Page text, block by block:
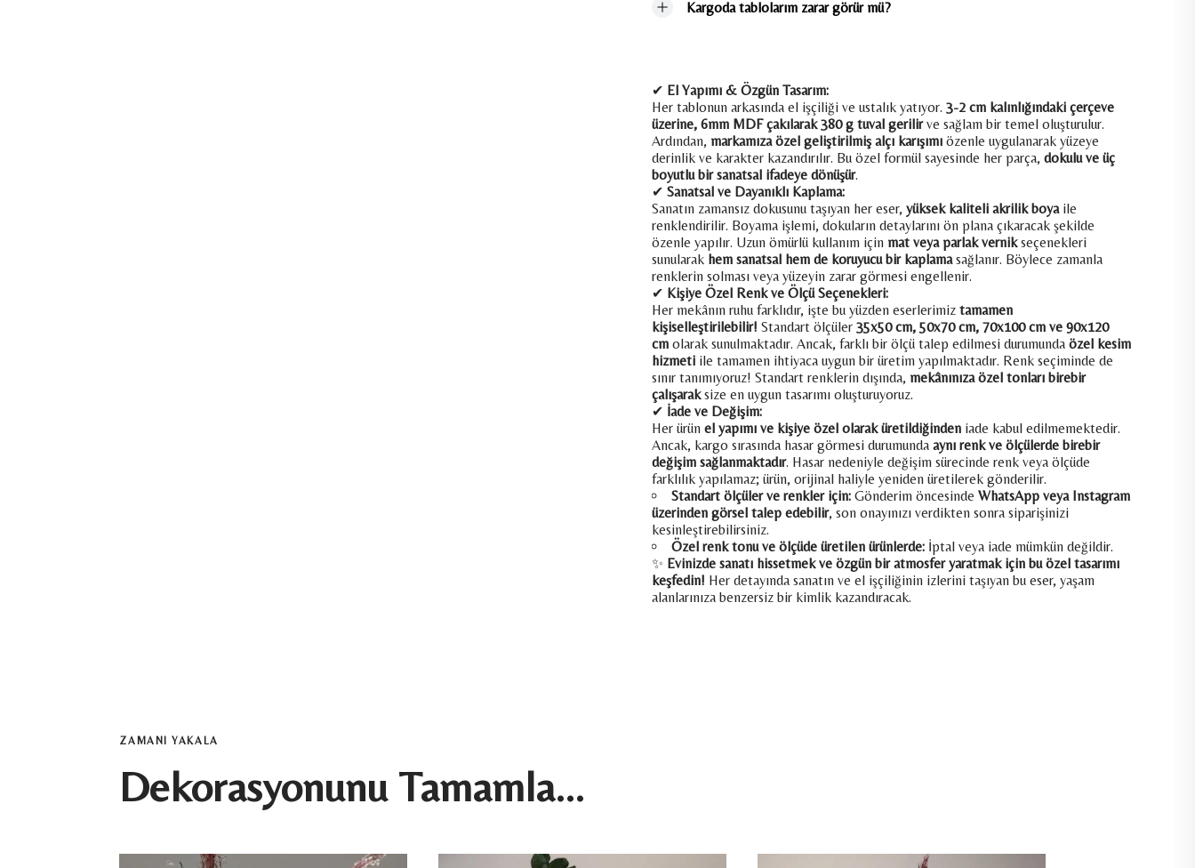
Kargoda tablolarım zarar görür mü?
✔ El Yapımı & Özgün Tasarım:
Her tablonun arkasında el işçiliği ve ustalık yatıyor.3-2 cm kalınlığındaki çerçeve
üzerine, 6mm MDF çakılarak 380 g tuval gerilirve sağlam bir temel oluşturulur.
Ardından, markamıza özel geliştirilmiş alçı karışımı özenle uygulanarak yüzeye
derinlik ve karakter kazandırılır. Bu özel formül sayesinde her parça,dokulu ve üç
boyutlu bir sanatsal ifadeye dönüşür.
✔Sanatsal ve Dayanıklı Kaplama:
Sanatın zamansız dokusunu taşıyan her eser,yüksek kaliteli akrilik boyaile
renklendirilir. Boyama işlemi, dokuların detaylarını ön plana çıkaracak şekilde
özenle yapılır. Uzun ömürlü kullanım için mat veya parlak vernikseçenekleri
sunularak hem sanatsal hem de koruyucu bir kaplamasağlanır. Böylece zamanla
renklerin solması veya yüzeyin zarar görmesi engellenir.
✔ Kişiye Özel Renk ve Ölçü Seçenekleri:
Her mekânın ruhu farklıdır, işte bu yüzden eserlerimiztamamen
kişiselleştirilebilir! Standart ölçüler35x50 cm, 50x70 cm, 70x100 cm ve 90x120
cm olarak sunulmaktadır. Ancak, farklı bir ölçü talep edilmesi durumundaözel kesim
hizmeti ile tamamen ihtiyaca uygun bir üretim yapılmaktadır. Renk seçiminde de
sınır tanımıyoruz! Standart renklerin dışında, mekânınıza özel tonları birebir
çalışaraksize en uygun tasarımı oluşturuyoruz.
✔ İade ve Değişim:
Her ürünel yapımı ve kişiye özel olarak üretildiğinden iade kabul edilmemektedir.
Ancak, kargo sırasında hasar görmesi durumundaaynı renk ve ölçülerde birebir
değişim sağlanmaktadır. Hasar nedeniyle değişim sürecinde renk veya ölçüde
farklılık yapılamaz; ürün, orijinal haliyle yeniden üretilerek gönderilir.
Standart ölçüler ve renkler için: Gönderim öncesindeWhatsApp veya Instagram
üzerinden görsel talep edebilir, son onayınızı verdikten sonra siparişinizi
kesinleştirebilirsiniz.
Özel renk tonu ve ölçüde üretilen ürünlerde: İptal veya iade mümkün değildir.
✨ Evinizde sanatı hissetmek ve özgün bir atmosfer yaratmak için bu özel tasarımı
keşfedin! Her detayında sanatın ve el işçiliğinin izlerini taşıyan bu eser, yaşam
alanlarınıza benzersiz bir kimlik kazandıracak.
ZAMANI YAKALA
Dekorasyonunu Tamamla...